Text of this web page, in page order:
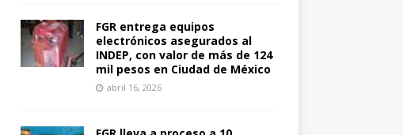
FGR entrega equipos
electrónicos asegurados al
INDEP, con valor de más de 124
mil pesos en Ciudad de México
abril 16, 2026